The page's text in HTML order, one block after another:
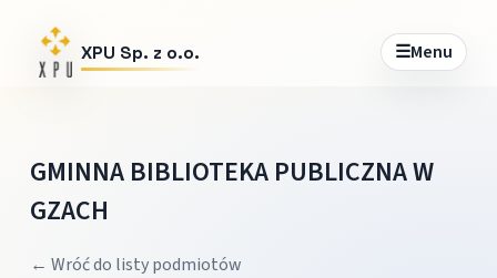
XPU Sp. z o.o. ☰Menu
GMINNA BIBLIOTEKA PUBLICZNA W
GZACH
← Wróć do listy podmiotów